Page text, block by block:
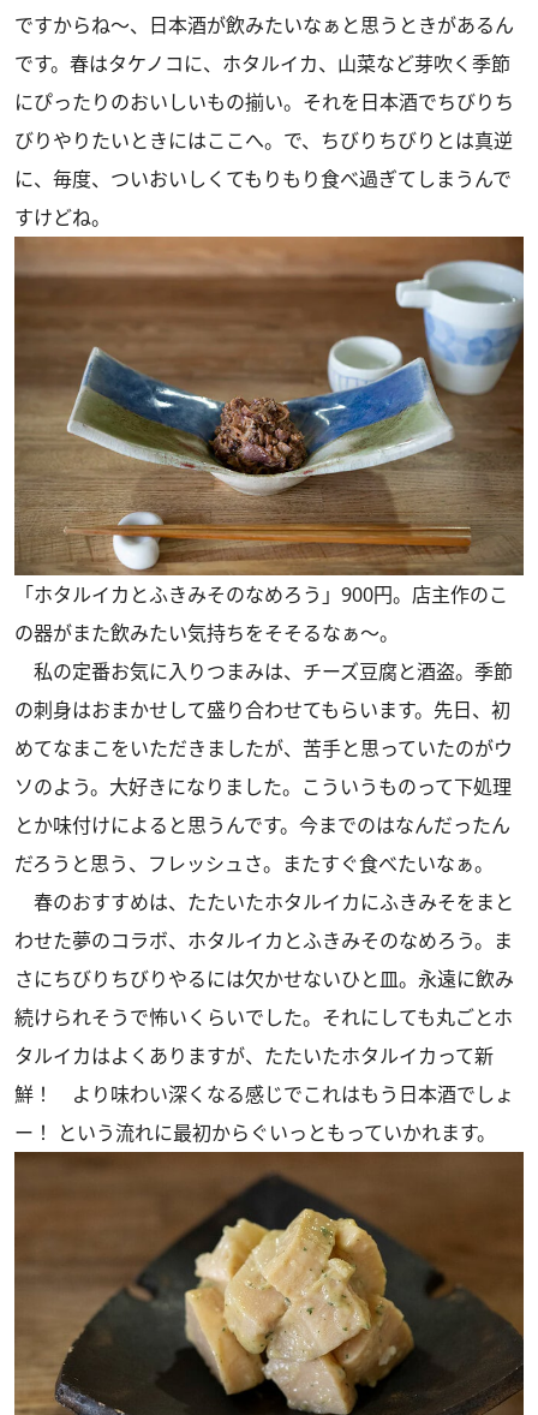
ですからね〜、日本酒が飲みたいなぁと思うときがあるん
です。春はタケノコに、ホタルイカ、山菜など芽吹く季節
にぴったりのおいしいもの揃い。それを日本酒でちびりち
びりやりたいときにはここへ。で、ちびりちびりとは真逆
に、毎度、ついおいしくてもりもり食べ過ぎてしまうんで
すけどね。
「ホタルイカとふきみそのなめろう」900円。店主作のこ
の器がまた飲みたい気持ちをそそるなぁ〜。
私の定番お気に入りつまみは、チーズ豆腐と酒盗。季節
の刺身はおまかせして盛り合わせてもらいます。先日、初
めてなまこをいただきましたが、苦手と思っていたのがウ
ソのよう。大好きになりました。こういうものって下処理
とか味付けによると思うんです。今までのはなんだったん
だろうと思う、フレッシュさ。またすぐ食べたいなぁ。
春のおすすめは、たたいたホタルイカにふきみそをまと
わせた夢のコラボ、ホタルイカとふきみそのなめろう。ま
さにちびりちびりやるには欠かせないひと皿。永遠に飲み
続けられそうで怖いくらいでした。それにしても丸ごとホ
タルイカはよくありますが、たたいたホタルイカって新
鮮！ より味わい深くなる感じでこれはもう日本酒でしょ
ー！ という流れに最初からぐいっともっていかれます。